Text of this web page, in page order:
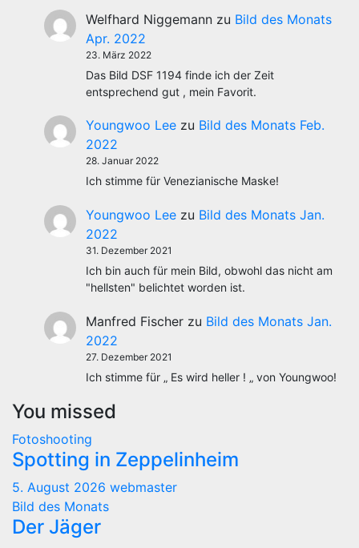
Welfhard Niggemann zu Bild des Monats
Apr. 2022
23. März 2022
Das Bild DSF 1194 finde ich der Zeit
entsprechend gut , mein Favorit.
Youngwoo Lee zu Bild des Monats Feb.
2022
28. Januar 2022
Ich stimme für Venezianische Maske!
Youngwoo Lee zu Bild des Monats Jan.
2022
31. Dezember 2021
Ich bin auch für mein Bild, obwohl das nicht am
"hellsten" belichtet worden ist.
Manfred Fischer zu Bild des Monats Jan.
2022
27. Dezember 2021
Ich stimme für „ Es wird heller ! „ von Youngwoo!
You missed
Fotoshooting
Spotting in Zeppelinheim
5. August 2026 webmaster
Bild des Monats
Der Jäger